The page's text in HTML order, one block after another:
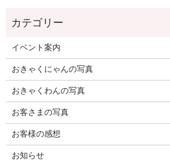
イベント案内
おきゃくにゃんの写真
おきゃくわんの写真
お客さまの写真
お客様の感想
お知らせ